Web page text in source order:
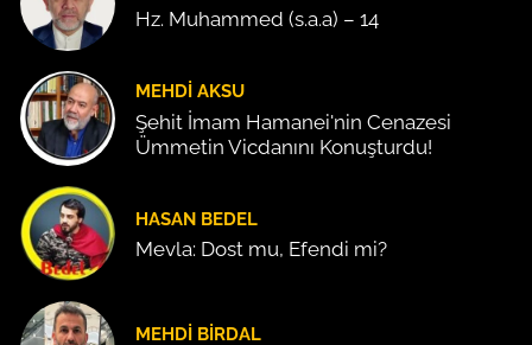
Hz. Muhammed (s.a.a) – 14
MEHDI AKSU
Şehit İmam Hamanei'nin Cenazesi
Ümmetin Vicdanını Konuşturdu!
HASAN BEDEL
Mevla: Dost mu, Efendi mi?
MEHDI BIRDAL